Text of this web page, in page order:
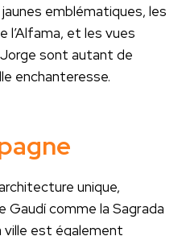
emblématiques, les
l’Alfama, et les vues
sont autant de
enchanteresse.
unique,
comme la Sagrada
ville est également